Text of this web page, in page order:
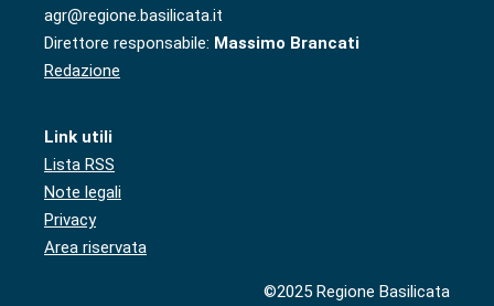
agr@regione.basilicata.it
Direttore responsabile: Massimo Brancati
Redazione
Link utili
Lista RSS
Note legali
Privacy
Area riservata
©2025 Regione Basilicata